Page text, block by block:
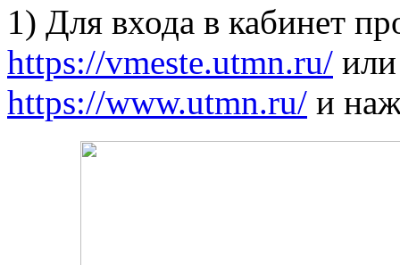
1) Для входа в кабинет
https://vmeste.utmn.ru/
https://www.utmn.ru/ и